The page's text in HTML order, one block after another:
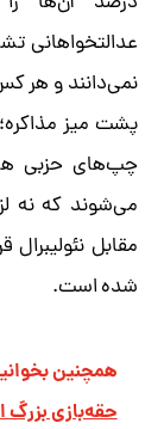
عدالتخواهانی
نمی‌دانند و هر
پشت میز
چپ‌های حزبی
می‌شوند که نه
مقابل
شده است.
همچنین
حقه‌بازی